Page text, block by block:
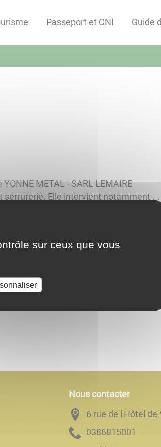
Passeport et CNI Guide
METAL - SARL LEMAIRE
Elle intervient notamment ...
Nous contacter
6 rue de l'Hôtel de
1005186830
sur ceux que vous